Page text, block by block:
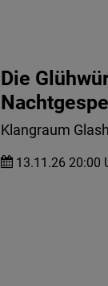
Die
Klangraum
13.11.26 20:00